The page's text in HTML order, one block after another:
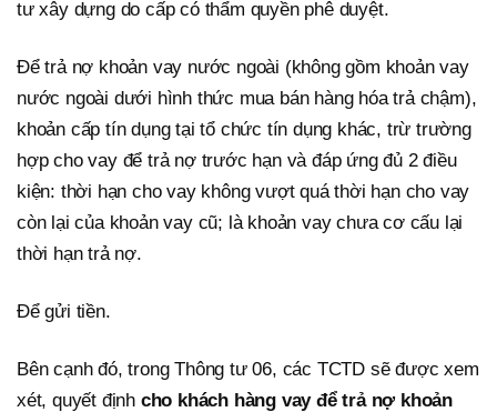
tư xây dựng do cấp có thẩm quyền phê duyệt.
Để trả nợ khoản vay nước ngoài (không gồm khoản vay
nước ngoài dưới hình thức mua bán hàng hóa trả chậm),
khoản cấp tín dụng tại tổ chức tín dụng khác, trừ trường
hợp cho vay để trả nợ trước hạn và đáp ứng đủ 2 điều
kiện: thời hạn cho vay không vượt quá thời hạn cho vay
còn lại của khoản vay cũ; là khoản vay chưa cơ cấu lại
thời hạn trả nợ.
Để gửi tiền.
Bên cạnh đó, trong Thông tư 06, các TCTD sẽ được xem
xét, quyết định cho khách hàng vay để trả nợ khoản